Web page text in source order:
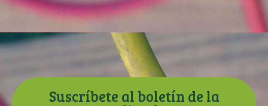
Suscríbete al boletín de la